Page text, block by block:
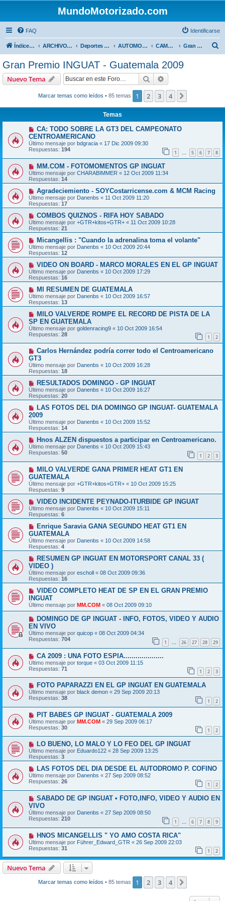
MundoMotorizado.com
FAQ Identificarse
Índice general ARCHIVO HASTA 2018 Deportes Internacionales AUTOMOVILISMO DE CENTROAMERICA CAMPEONATO CENTROAMERICANO 2009 Gran Premio INGUAT - Guatemala 2009
Gran Premio INGUAT - Guatemala 2009
Nuevo Tema Buscar
Marcar temas como leídos • 85 temas 1 2 3 4
Temas
CA: TODO SOBRE LA GT3 DEL CAMPEONATO
CENTROAMERICANO
Último mensaje por bdgracia « 17 Dic 2009 09:30
Respuestas: 194 1 … 5 6 7 8
MM.COM - FOTOMOMENTOS GP INGUAT
Último mensaje por CHARABIMMER « 12 Oct 2009 11:34
Respuestas: 14
Agradeciemiento - SOYCostarricense.com & MCM Racing
Último mensaje por Danenbs « 11 Oct 2009 11:20
Respuestas: 17
COMBOS QUIZNOS - RIFA HOY SABADO
Último mensaje por +GTR+kitos+GTR+ « 11 Oct 2009 10:28
Respuestas: 21
Micangellis : "Cuando la adrenalina toma el volante"
Último mensaje por Danenbs « 10 Oct 2009 20:44
Respuestas: 12
VIDEO ON BOARD - MARCO MORALES EN EL GP INGUAT
Último mensaje por Danenbs « 10 Oct 2009 17:29
Respuestas: 16
MI RESUMEN DE GUATEMALA
Último mensaje por Danenbs « 10 Oct 2009 16:57
Respuestas: 13
MILO VALVERDE ROMPE EL RECORD DE PISTA DE LA
SP EN GUATEMALA
Último mensaje por goldenracing9 « 10 Oct 2009 16:54
Respuestas: 28 1 2
Carlos Hernández podría correr todo el Centroamericano
GT3
Último mensaje por Danenbs « 10 Oct 2009 16:28
Respuestas: 18
RESULTADOS DOMINGO - GP INGUAT
Último mensaje por Danenbs « 10 Oct 2009 16:27
Respuestas: 20
LAS FOTOS DEL DIA DOMINGO GP INGUAT- GUATEMALA
2009
Último mensaje por Danenbs « 10 Oct 2009 15:52
Respuestas: 14
Hnos ALZEN dispuestos a participar en Centroamericano.
Último mensaje por Danenbs « 10 Oct 2009 15:43
Respuestas: 50 1 2 3
MILO VALVERDE GANA PRIMER HEAT GT1 EN
GUATEMALA
Último mensaje por +GTR+kitos+GTR+ « 10 Oct 2009 15:25
Respuestas: 9
VIDEO INCIDENTE PEYNADO-ITURBIDE GP INGUAT
Último mensaje por Danenbs « 10 Oct 2009 15:11
Respuestas: 6
Enrique Saravia GANA SEGUNDO HEAT GT1 EN
GUATEMALA
Último mensaje por Danenbs « 10 Oct 2009 14:58
Respuestas: 4
RESUMEN GP INGUAT EN MOTORSPORT CANAL 33 (
VIDEO )
Último mensaje por escholl « 08 Oct 2009 09:36
Respuestas: 16
VIDEO COMPLETO HEAT DE SP EN EL GRAN PREMIO
INGUAT
Último mensaje por MM.COM « 08 Oct 2009 09:10
DOMINGO DE GP INGUAT - INFO, FOTOS, VIDEO Y AUDIO
EN VIVO
Último mensaje por quicop « 08 Oct 2009 04:34
Respuestas: 704 1 … 26 27 28 29
CA 2009 : UNA FOTO ESPIA....................
Último mensaje por torque « 03 Oct 2009 11:15
Respuestas: 71 1 2 3
FOTO PAPARAZZI EN EL GP INGUAT EN GUATEMALA
Último mensaje por black demon « 29 Sep 2009 20:13
Respuestas: 38 1 2
PIT BABES GP INGUAT - GUATEMALA 2009
Último mensaje por MM.COM « 29 Sep 2009 06:17
Respuestas: 30 1 2
LO BUENO, LO MALO Y LO FEO DEL GP INGUAT
Último mensaje por Eduardo122 « 28 Sep 2009 13:25
Respuestas: 3
LAS FOTOS DEL DIA DESDE EL AUTODROMO P. COFINO
Último mensaje por Danenbs « 27 Sep 2009 08:52
Respuestas: 26 1 2
SABADO DE GP INGUAT • FOTO,INFO, VIDEO Y AUDIO EN
VIVO
Último mensaje por Danenbs « 27 Sep 2009 08:50
Respuestas: 210 1 … 6 7 8 9
HNOS MICANGELLIS " YO AMO COSTA RICA"
Último mensaje por Führer_Edward_GTR « 26 Sep 2009 22:03
Respuestas: 31 1 2
Nuevo Tema
Marcar temas como leídos • 85 temas 1 2 3 4